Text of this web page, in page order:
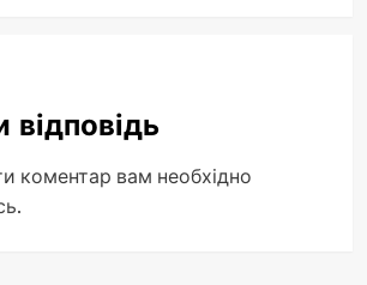
коментар вам необхідно
.